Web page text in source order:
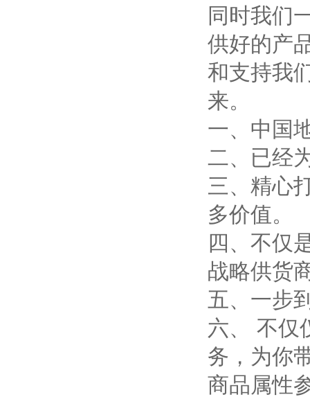
同时我们
供好的产
和支持我
来。
一、中国
二、已经
三、精心
多价值。
四、不仅
战略供货
五、一步
六、 不仅
务，为你
商品属性